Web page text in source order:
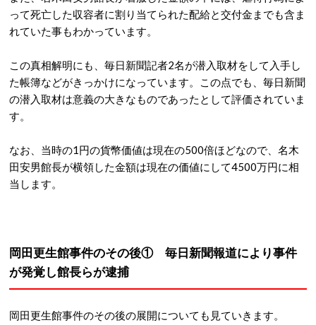
って死亡した収容者に割り当てられた配給と交付金までも含ま
れていた事もわかっています。
この真相解明にも、毎日新聞記者2名が潜入取材をして入手し
た帳簿などがきっかけになっています。この点でも、毎日新聞
の潜入取材は意義の大きなものであったとして評価されていま
す。
なお、当時の1円の貨幣価値は現在の500倍ほどなので、名木
田安男館長が横領した金額は現在の価値にして4500万円に相
当します。
岡田更生館事件のその後① 毎日新聞報道により事件
が発覚し館長らが逮捕
岡田更生館事件のその後の展開についても見ていきます。